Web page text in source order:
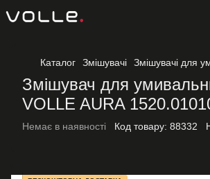
Каталог Змішувачі Змішувачі для
Змішувач для
VOLLE AURA
Немає в наявності Код товару: 88332